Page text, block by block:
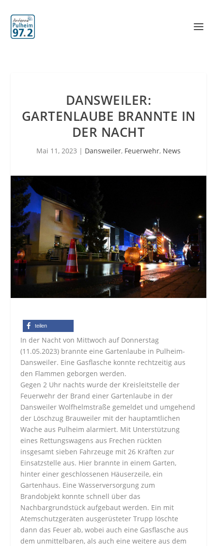
DANSWEILER:
GARTENLAUBE BRANNTE IN
DER NACHT
Mai 11, 2023 | Dansweiler, Feuerwehr, News
teilen
In der Nacht von Mittwoch auf Donnerstag
(11.05.2023) brannte eine Gartenlaube in Pulheim-
Dansweiler. Eine Gasflasche konnte rechtzeitig aus
den Flammen geborgen werden.
Gegen 2 Uhr nachts wurde der Kreisleitstelle der
Feuerwehr der Brand einer Gartenlaube in der
Dansweiler Wolfhelmstraße gemeldet und umgehend
der Löschzug Brauweiler mit der hauptamtlichen
Wache aus Pulheim alarmiert. Mit Unterstützung
eines Rettungswagens aus Frechen rückten
insgesamt sieben Fahrzeuge mit 26 Kräften zur
Einsatzstelle aus. Hier brannte in einem Garten,
hinter einer geschlossenen Häuserzeile, ein
Gartenhaus. Eine Wasserversorgung zum
Brandobjekt konnte schnell über das
Nachbargrundstück aufgebaut werden. Ein mit
Atemschutzgeräten ausgerüsteter Trupp löschte
dann das Feuer ab, wobei auch eine Gasflasche aus
dem unmittelbaren, als auch eine weitere aus dem